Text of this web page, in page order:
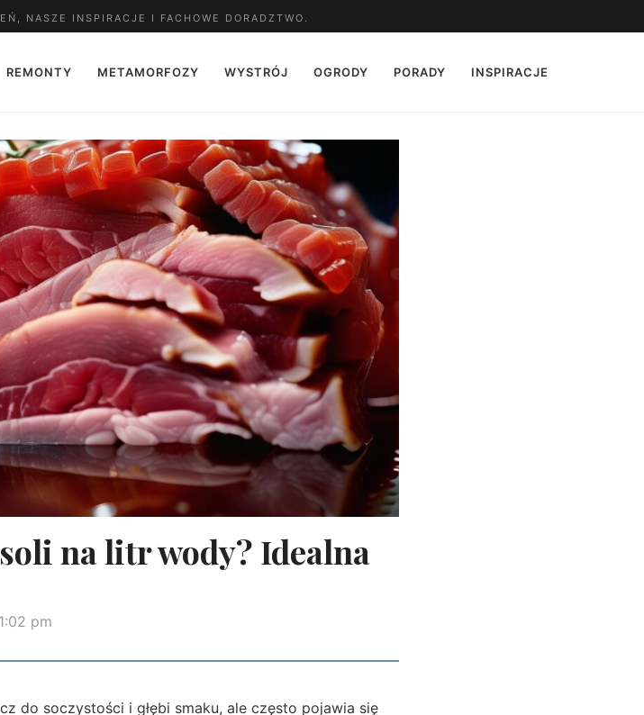
NASZE INSPIRACJE I FACHOWE DORADZTWO.
REMONTY METAMORFOZY WYSTRÓJ OGRODY PORADY INSPIRACJE
na litr wody? Idealna
1:02 pm
do soczystości i głębi smaku, ale często pojawia się